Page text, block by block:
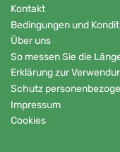
Kontakt
Bedingungen und
Über uns
So messen Sie die
Erklärung zur
Schutz
Impressum
Cookies